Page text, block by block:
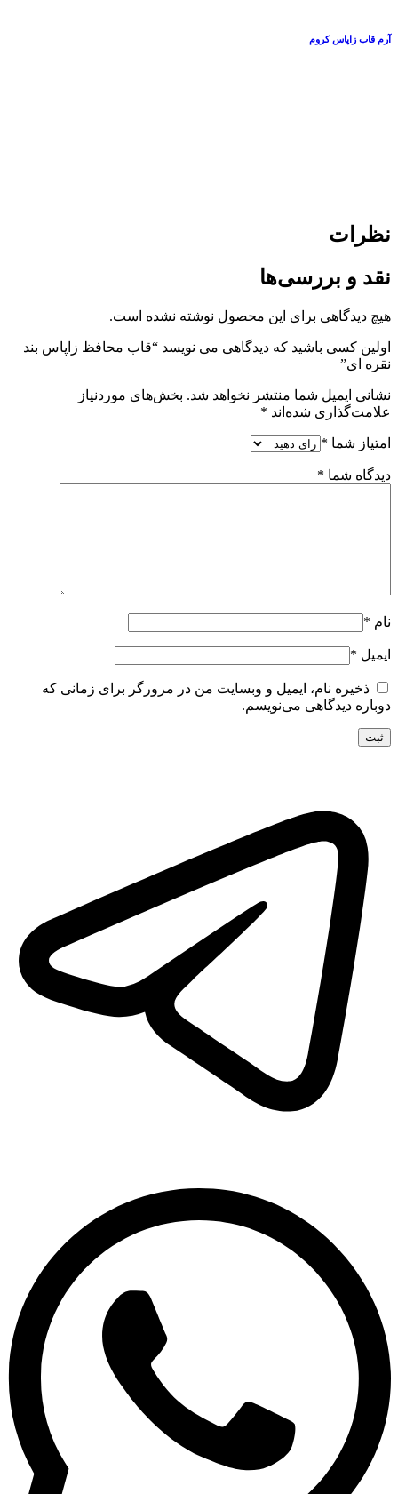
آرم قاب زاپاس کروم
نظرات
نقد و بررسی‌ها
هیچ دیدگاهی برای این محصول نوشته نشده است.
اولین کسی باشید که دیدگاهی می نویسد “قاب محافظ زاپاس بند
نقره ای”
نشانی ایمیل شما منتشر نخواهد شد. بخش‌های موردنیاز
علامت‌گذاری شده‌اند *
امتیاز شما *
دیدگاه شما *
نام *
ایمیل *
ذخیره نام، ایمیل و وبسایت من در مرورگر برای زمانی که
دوباره دیدگاهی می‌نویسم.